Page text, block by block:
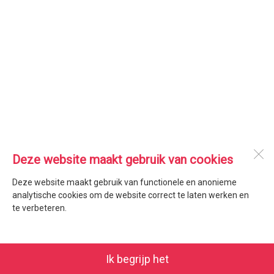
Deze website maakt gebruik van cookies
Deze website maakt gebruik van functionele en anonieme
analytische cookies om de website correct te laten werken en
te verbeteren.
Ik begrijp het